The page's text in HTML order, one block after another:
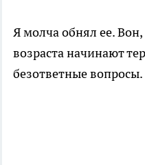
Я молча обнял ее. Вон,
возраста начинают
безответные вопросы.